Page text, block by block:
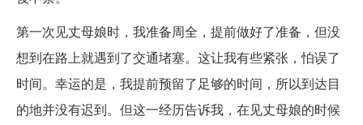
第一次见丈母娘时，我准备周全，提前做好了准备，但没
想到在路上就遇到了交通堵塞。这让我有些紧张，怕误了
时间。幸运的是，我提前预留了足够的时间，所以到达目
的地并没有迟到。但这一经历告诉我，在见丈母娘的时候